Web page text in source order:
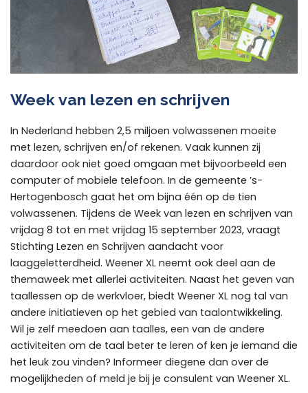
Week van lezen en schrijven
In Nederland hebben 2,5 miljoen volwassenen moeite
met lezen, schrijven en/of rekenen. Vaak kunnen zij
daardoor ook niet goed omgaan met bijvoorbeeld een
computer of mobiele telefoon. In de gemeente ’s-
Hertogenbosch gaat het om bijna één op de tien
volwassenen. Tijdens de Week van lezen en schrijven van
vrijdag 8 tot en met vrijdag 15 september 2023, vraagt
Stichting Lezen en Schrijven aandacht voor
laaggeletterdheid. Weener XL neemt ook deel aan de
themaweek met allerlei activiteiten. Naast het geven van
taallessen op de werkvloer, biedt Weener XL nog tal van
andere initiatieven op het gebied van taalontwikkeling.
Wil je zelf meedoen aan taalles, een van de andere
activiteiten om de taal beter te leren of ken je iemand die
het leuk zou vinden? Informeer diegene dan over de
mogelijkheden of meld je bij je consulent van Weener XL.